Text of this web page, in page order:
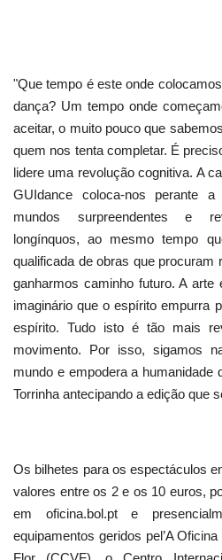
"Que tempo é este onde
dança? Um tempo onde
aceitar, o muito pouco que
quem nos tenta completar. É
lidere uma revolução cognitiva. A
GUIdance coloca-nos perante a
mundos surpreendentes e
longínquos, ao mesmo tempo
qualificada de obras que procuram
ganharmos caminho futuro. A
imaginário que o espírito empurra
espírito. Tudo isto é tão mais
movimento. Por isso, sigamos
mundo e empodera a humanidade
Torrinha antecipando a edição que
Os bilhetes para os espectáculos
valores entre os 2 e os 10 euros,
em oficina.bol.pt e
equipamentos geridos pel’A